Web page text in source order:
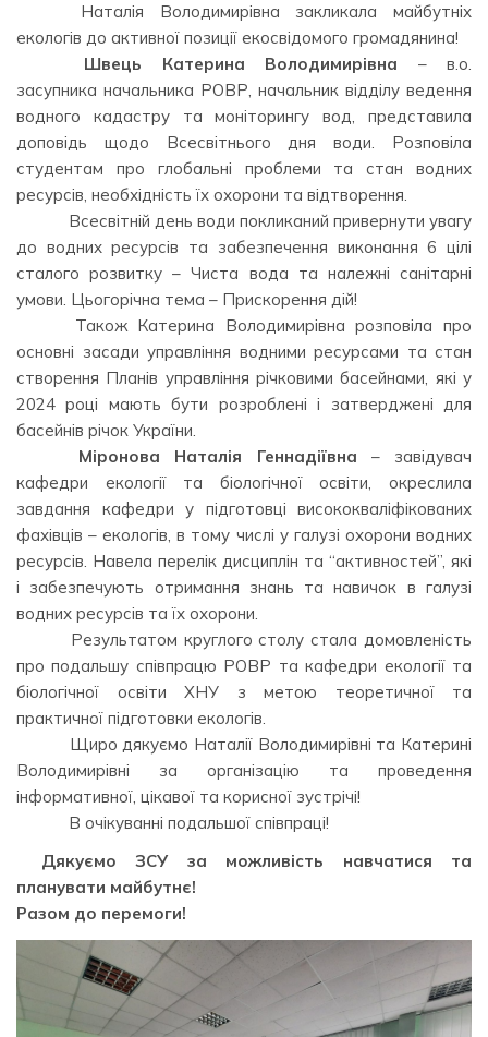
⠀⠀⠀ ⠀Наталія Володимирівна закликала майбутніх
екологів до активної позиції екосвідомого громадянина!
Швець Катерина Володимирівна – в.о.
засупника начальника РОВР, начальник відділу ведення
водного кадастру та моніторингу вод, представила
доповідь щодо Всесвітнього дня води. Розповіла
студентам про глобальні проблеми та стан водних
ресурсів, необхідність їх охорони та відтворення.
⠀⠀⠀ ⠀Всесвітній день води покликаний привернути увагу
до водних ресурсів та забезпечення виконання 6 цілі
сталого розвитку – Чиста вода та належні санітарні
умови. Цьогорічна тема – Прискорення дій!
⠀⠀⠀ ⠀Також Катерина Володимирівна розповіла про
основні засади управління водними ресурсами та стан
створення Планів управління річковими басейнами, які у
2024 році мають бути розроблені і затверджені для
басейнів річок України.
Міронова Наталія Геннадіївна – завідувач
кафедри екології та біологічної освіти, окреслила
завдання кафедри у підготовці висококваліфікованих
фахівців – екологів, в тому числі у галузі охорони водних
ресурсів. Навела перелік дисциплін та “активностей”, які
і забезпечують отримання знань та навичок в галузі
водних ресурсів та їх охорони.
⠀⠀⠀ ⠀Результатом круглого столу стала домовленість
про подальшу співпрацю РОВР та кафедри екології та
біологічної освіти ХНУ з метою теоретичної та
практичної підготовки екологів.
⠀⠀⠀ ⠀Щиро дякуємо Наталії Володимирівні та Катерині
Володимирівні за організацію та проведення
інформативної, цікавої та корисної зустрічі!
⠀⠀⠀ ⠀В очікуванні подальшої співпраці!⠀⠀⠀
Дякуємо ЗСУ за можливість навчатися та
планувати майбутнє!
Разом до перемоги!